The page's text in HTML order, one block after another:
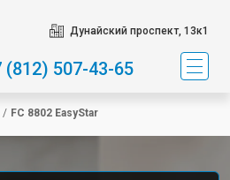
Дунайский проспект, 13к1
(812) 507-43-65
/ FC 8802 EasyStar